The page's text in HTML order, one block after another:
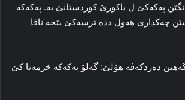
پەکەکێ ل باکورێ کوردستانێ یه‌. پەکەکە
چه‌کداری هه‌ول دده‌ ترسه‌کێ بێخه‌ ناڤا
ده‌ردکه‌ڤه‌ هۆلێ: گه‌لۆ پەکەکە خزمه‌تا کێ